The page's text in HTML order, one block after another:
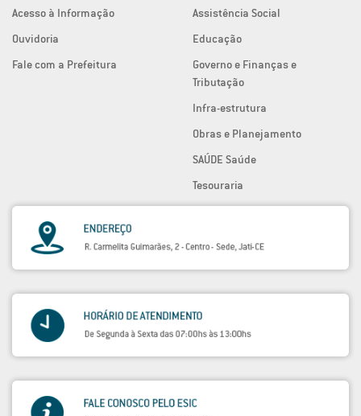
Acesso à Informação
Ouvidoria
Fale com a Prefeitura
Assistência Social
Educação
Governo e Finanças e
Tributação
Infra-estrutura
Obras e Planejamento
SAÚDE Saúde
Tesouraria